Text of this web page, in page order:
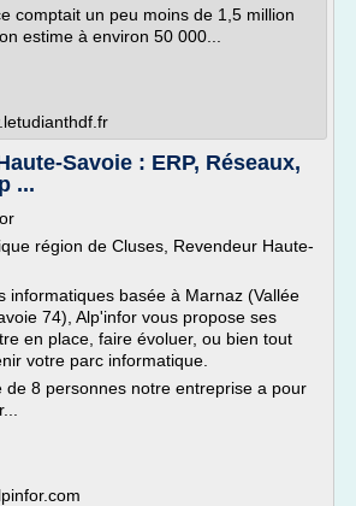
comptait un peu moins de 1,5 million
estime à environ 50 000...
Savoie : ERP, Réseaux,
...
région de Cluses, Revendeur Haute-
informatiques basée à Marnaz (Vallée
74), Alp'infor vous propose ses
en place, faire évoluer, ou bien tout
votre parc informatique.
de 8 personnes notre entreprise a pour